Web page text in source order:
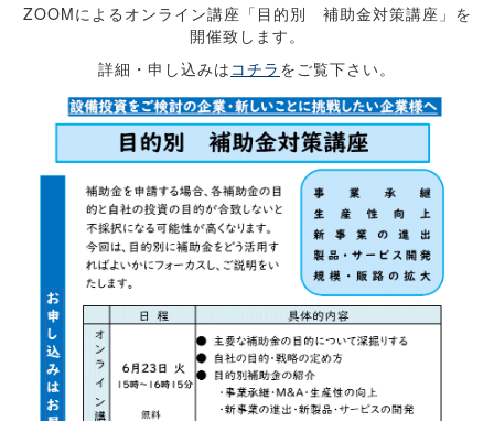
ZOOMによるオンライン講座「目的別 補助金対策講座」を
開催致します。
詳細・申し込みは コチラ をご覧下さい。